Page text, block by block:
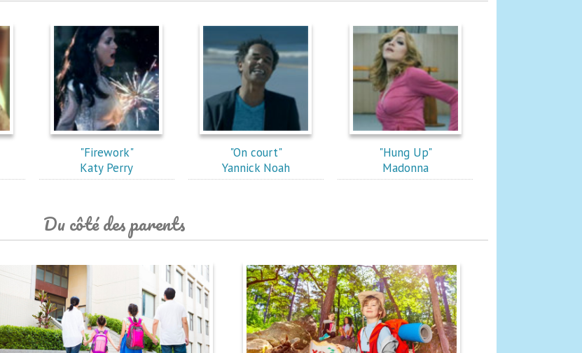
"Firework"
Katy Perry
"On court"
Yannick Noah
"Hung Up"
Madonna
Du côté des parents